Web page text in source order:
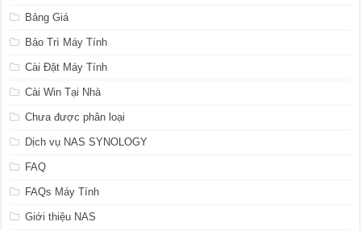
Bảng Giá
Bảo Trì Máy Tính
Cài Đặt Máy Tính
Cài Win Tại Nhà
Chưa được phân loại
Dịch vụ NAS SYNOLOGY
FAQ
FAQs Máy Tính
Giới thiệu NAS